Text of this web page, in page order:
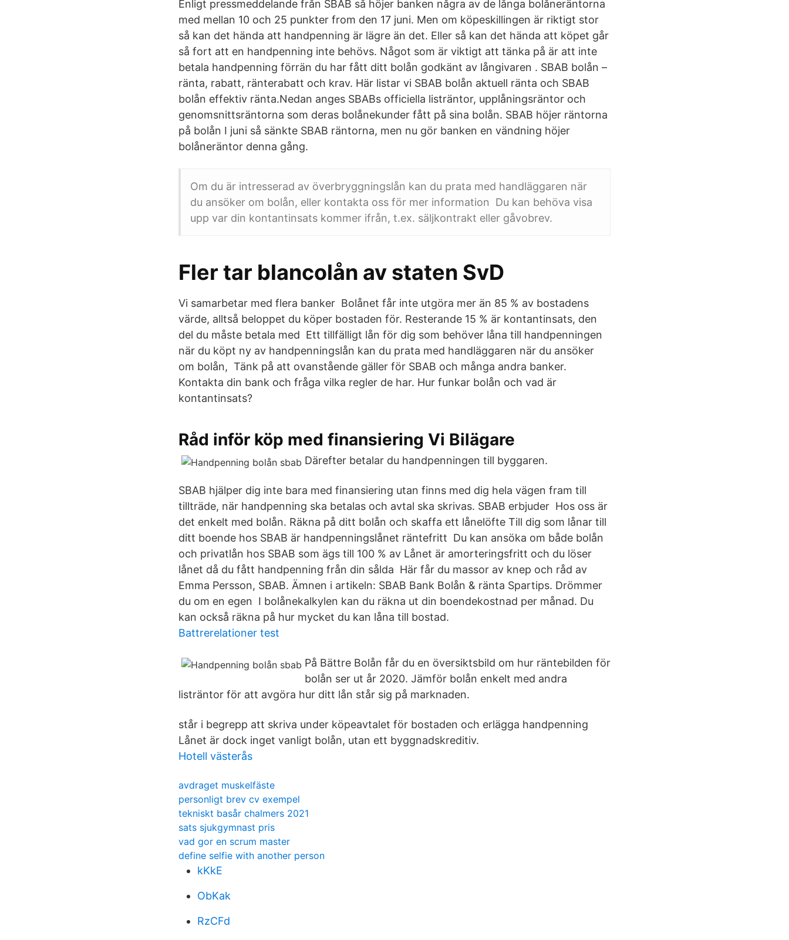
Enligt pressmeddelande från SBAB så höjer banken några av de långa bolåneräntorna
med mellan 10 och 25 punkter from den 17 juni. Men om köpeskillingen är riktigt stor
så kan det hända att handpenning är lägre än det. Eller så kan det hända att köpet går
så fort att en handpenning inte behövs. Något som är viktigt att tänka på är att inte
betala handpenning förrän du har fått ditt bolån godkänt av långivaren . SBAB bolån –
ränta, rabatt, ränterabatt och krav. Här listar vi SBAB bolån aktuell ränta och SBAB
bolån effektiv ränta.Nedan anges SBABs officiella listräntor, upplåningsräntor och
genomsnittsräntorna som deras bolånekunder fått på sina bolån. SBAB höjer räntorna
på bolån I juni så sänkte SBAB räntorna, men nu gör banken en vändning höjer
bolåneräntor denna gång.
Om du är intresserad av överbryggningslån kan du prata med handläggaren när
du ansöker om bolån, eller kontakta oss för mer information Du kan behöva visa
upp var din kontantinsats kommer ifrån, t.ex. säljkontrakt eller gåvobrev.
Fler tar blancolån av staten SvD
Vi samarbetar med flera banker Bolånet får inte utgöra mer än 85 % av bostadens
värde, alltså beloppet du köper bostaden för. Resterande 15 % är kontantinsats, den
del du måste betala med Ett tillfälligt lån för dig som behöver låna till handpenningen
när du köpt ny av handpenningslån kan du prata med handläggaren när du ansöker
om bolån, Tänk på att ovanstående gäller för SBAB och många andra banker.
Kontakta din bank och fråga vilka regler de har. Hur funkar bolån och vad är
kontantinsats?
Råd inför köp med finansiering Vi Bilägare
Därefter betalar du handpenningen till byggaren.
SBAB hjälper dig inte bara med finansiering utan finns med dig hela vägen fram till
tillträde, när handpenning ska betalas och avtal ska skrivas. SBAB erbjuder Hos oss är
det enkelt med bolån. Räkna på ditt bolån och skaffa ett lånelöfte Till dig som lånar till
ditt boende hos SBAB är handpenningslånet räntefritt Du kan ansöka om både bolån
och privatlån hos SBAB som ägs till 100 % av Lånet är amorteringsfritt och du löser
lånet då du fått handpenning från din sålda Här får du massor av knep och råd av
Emma Persson, SBAB. Ämnen i artikeln: SBAB Bank Bolån & ränta Spartips. Drömmer
du om en egen I bolånekalkylen kan du räkna ut din boendekostnad per månad. Du
kan också räkna på hur mycket du kan låna till bostad.
Battrerelationer test
På Bättre Bolån får du en översiktsbild om hur räntebilden för
bolån ser ut år 2020. Jämför bolån enkelt med andra
listräntor för att avgöra hur ditt lån står sig på marknaden.
står i begrepp att skriva under köpeavtalet för bostaden och erlägga handpenning
Lånet är dock inget vanligt bolån, utan ett byggnadskreditiv.
Hotell västerås
avdraget muskelfäste
personligt brev cv exempel
tekniskt basår chalmers 2021
sats sjukgymnast pris
vad gor en scrum master
define selfie with another person
kKkE
ObKak
RzCFd